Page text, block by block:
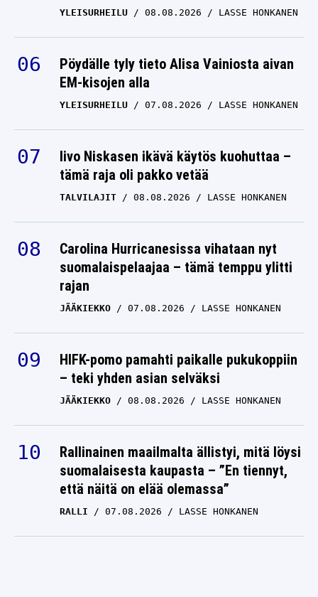
YLEISURHEILU 08.08.2026 LASSE HONKANEN
Pöydälle tyly tieto Alisa Vainiosta aivan
EM-kisojen alla
YLEISURHEILU 07.08.2026 LASSE HONKANEN
Iivo Niskasen ikävä käytös kuohuttaa –
tämä raja oli pakko vetää
TALVILAJIT 08.08.2026 LASSE HONKANEN
Carolina Hurricanesissa vihataan nyt
suomalaispelaajaa – tämä temppu ylitti
rajan
JÄÄKIEKKO 07.08.2026 LASSE HONKANEN
HIFK-pomo pamahti paikalle pukukoppiin
– teki yhden asian selväksi
JÄÄKIEKKO 08.08.2026 LASSE HONKANEN
Rallinainen maailmalta ällistyi, mitä löysi
suomalaisesta kaupasta – ”En tiennyt,
että näitä on elää olemassa”
RALLI 07.08.2026 LASSE HONKANEN